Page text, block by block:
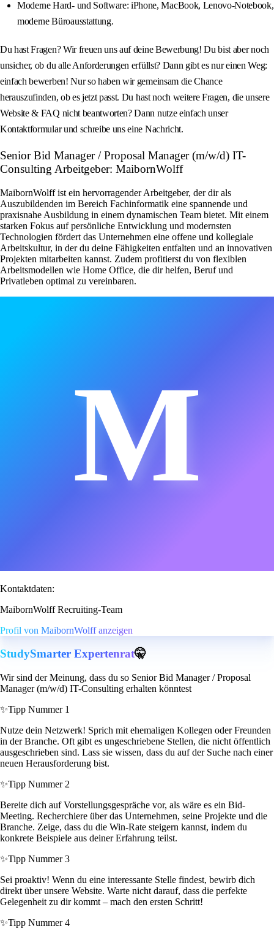
Moderne Hard- und Software: iPhone, MacBook, Lenovo-Notebook,
moderne Büroausstattung.
Du hast Fragen? Wir freuen uns auf deine Bewerbung! Du bist aber noch
unsicher, ob du alle Anforderungen erfüllst? Dann gibt es nur einen Weg:
einfach bewerben! Nur so haben wir gemeinsam die Chance
herauszufinden, ob es jetzt passt. Du hast noch weitere Fragen, die unsere
Website & FAQ nicht beantworten? Dann nutze einfach unser
Kontaktformular und schreibe uns eine Nachricht.
Senior Bid Manager / Proposal Manager (m/w/d) IT-
Consulting Arbeitgeber: MaibornWolff
MaibornWolff ist ein hervorragender Arbeitgeber, der dir als
Auszubildenden im Bereich Fachinformatik eine spannende und
praxisnahe Ausbildung in einem dynamischen Team bietet. Mit einem
starken Fokus auf persönliche Entwicklung und modernsten
Technologien fördert das Unternehmen eine offene und kollegiale
Arbeitskultur, in der du deine Fähigkeiten entfalten und an innovativen
Projekten mitarbeiten kannst. Zudem profitierst du von flexiblen
Arbeitsmodellen wie Home Office, die dir helfen, Beruf und
Privatleben optimal zu vereinbaren.
M
Kontaktdaten:
MaibornWolff Recruiting-Team
Profil von MaibornWolff anzeigen
StudySmarter Expertenrat🤫
Wir sind der Meinung, dass du so Senior Bid Manager / Proposal
Manager (m/w/d) IT-Consulting erhalten könntest
✨Tipp Nummer 1
Nutze dein Netzwerk! Sprich mit ehemaligen Kollegen oder Freunden
in der Branche. Oft gibt es ungeschriebene Stellen, die nicht öffentlich
ausgeschrieben sind. Lass sie wissen, dass du auf der Suche nach einer
neuen Herausforderung bist.
✨Tipp Nummer 2
Bereite dich auf Vorstellungsgespräche vor, als wäre es ein Bid-
Meeting. Recherchiere über das Unternehmen, seine Projekte und die
Branche. Zeige, dass du die Win-Rate steigern kannst, indem du
konkrete Beispiele aus deiner Erfahrung teilst.
✨Tipp Nummer 3
Sei proaktiv! Wenn du eine interessante Stelle findest, bewirb dich
direkt über unsere Website. Warte nicht darauf, dass die perfekte
Gelegenheit zu dir kommt – mach den ersten Schritt!
✨Tipp Nummer 4